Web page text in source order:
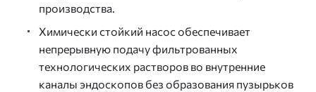
производства.
Химически стойкий насос обеспечивает
непрерывную подачу фильтрованных
технологических растворов во внутренние
каналы эндоскопов без образования пузырьков